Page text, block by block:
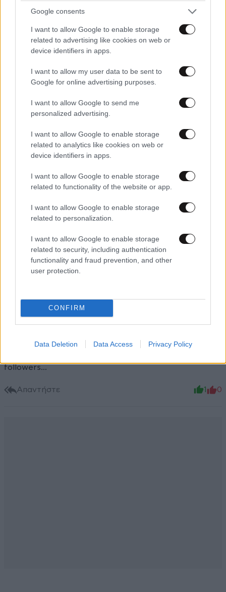
Google consents
I want to allow Google to enable storage
related to advertising like cookies on web or
device identifiers in apps.
I want to allow my user data to be sent to
Google for online advertising purposes.
I want to allow Google to send me
personalized advertising.
I want to allow Google to enable storage
related to analytics like cookies on web or
device identifiers in apps.
I want to allow Google to enable storage
related to functionality of the website or app.
I want to allow Google to enable storage
related to personalization.
I want to allow Google to enable storage
related to security, including authentication
functionality and fraud prevention, and other
user protection.
CONFIRM
Data Deletion Data Access Privacy Policy
ΣΧΌΛΙΑ ΑΝΑΓΝΩΣΤΏΝ
ΠΡΟΣΘΕΣΤΕ ΤΟ ΣΧΟΛΙΟ ΣΑΣ
Xαρακτήρες: 0/1000
Διαβάστε και ακολουθήστε τους κανόνες σχολιασμού
followers...
Απαντήστε 1 0